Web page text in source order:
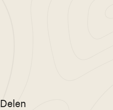
Delen